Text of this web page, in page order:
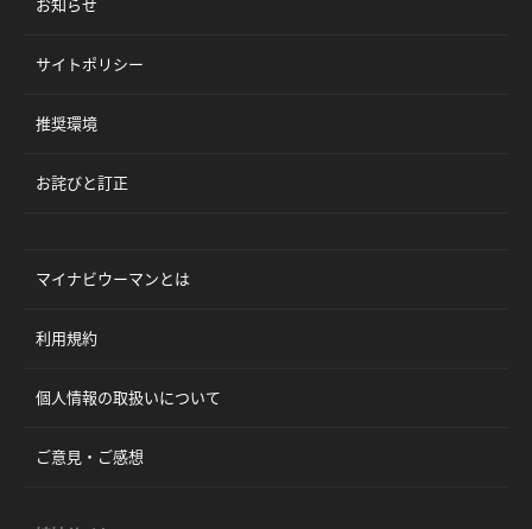
お知らせ
サイトポリシー
推奨環境
お詫びと訂正
マイナビウーマンとは
利用規約
個人情報の取扱いについて
ご意見・ご感想